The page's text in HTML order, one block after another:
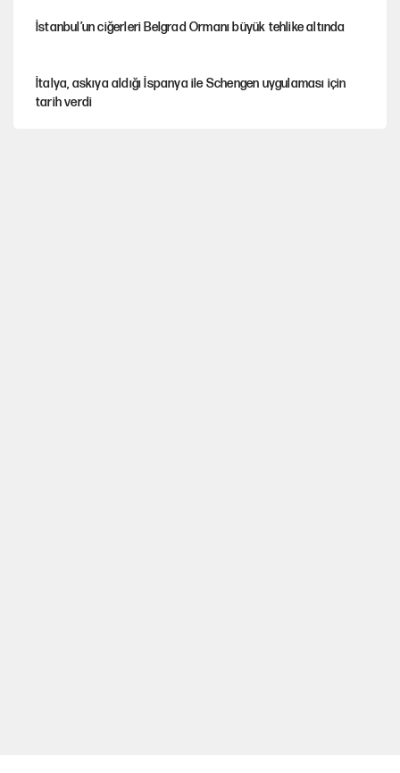
İstanbul’un ciğerleri Belgrad Ormanı büyük tehlike altında
İtalya, askıya aldığı İspanya ile Schengen uygulaması için
tarih verdi